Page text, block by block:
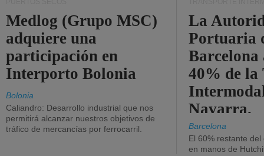
Medlog (Grupo MSC)
adquiere una
participación en
Interporto Bolonia
Bolonia
Caliandro: Desarrollo industrial que nos
permitirá alcanzar nuestros objetivos de
tráfico de mercancías por ferrocarril.
La
Portuaria
40% de la
Navarra.
Barcelona
El 60% restante
en manos de